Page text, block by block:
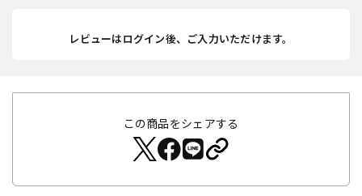
レビューはログイン後、ご入力いただけます。
この商品をシェアする